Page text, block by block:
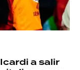
a salir